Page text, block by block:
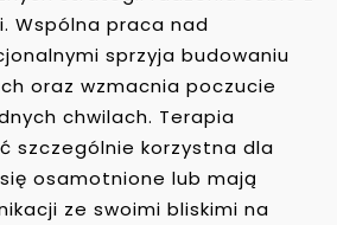
Wspólna praca nad
sprzyja budowaniu
oraz wzmacnia poczucie
chwilach. Terapia
szczególnie korzystna dla
osamotnione lub mają
ze swoimi bliskimi na